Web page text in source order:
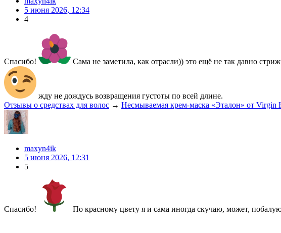
5 июня 2026, 12:34
4
Спасибо! Сама не заметила, как отрасли)) это ещё не так давно
жду не дождусь возвращения густоты по всей длине.
Отзывы о средствах для волос → Несмываемая крем‑маска «Эталон» от
maxyn4ik
5 июня 2026, 12:31
5
Спасибо! По красному цвету я и сама иногда скучаю, может,